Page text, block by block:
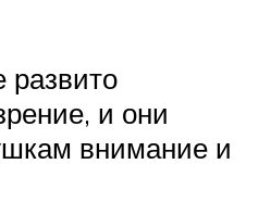
развито
и они
внимание и